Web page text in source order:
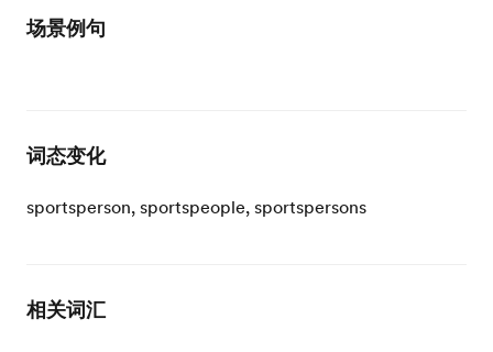
场景例句
词态变化
sportsperson, sportspeople, sportspersons
相关词汇